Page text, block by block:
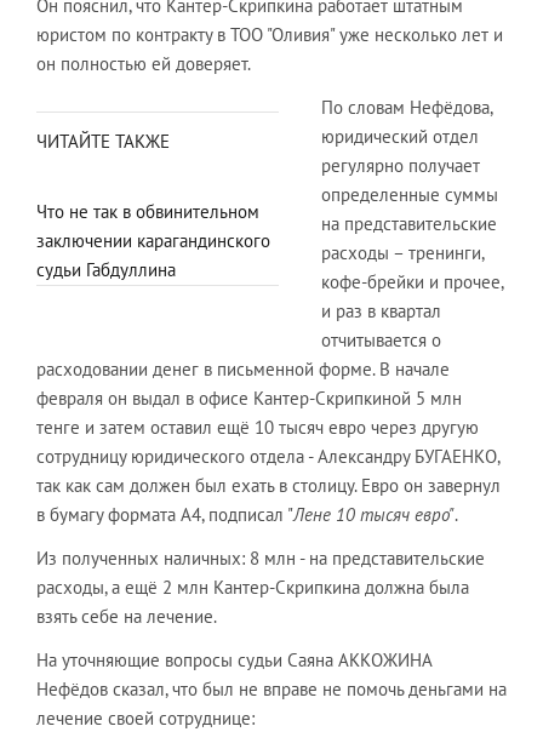
Он пояснил, что Кантер-Скрипкина работает штатным
юристом по контракту в ТОО "Оливия" уже несколько лет и
он полностью ей доверяет.
ЧИТАЙТЕ ТАКЖЕ
Что не так в обвинительном
заключении карагандинского
судьи Габдуллина
По словам Нефёдова,
юридический отдел
регулярно получает
определенные суммы
на представительские
расходы – тренинги,
кофе-брейки и прочее,
и раз в квартал
отчитывается о
расходовании денег в письменной форме. В начале
февраля он выдал в офисе Кантер-Скрипкиной 5 млн
тенге и затем оставил ещё 10 тысяч евро через другую
сотрудницу юридического отдела - Александру БУГАЕНКО,
так как сам должен был ехать в столицу. Евро он завернул
в бумагу формата А4, подписал "Лене 10 тысяч евро".
Из полученных наличных: 8 млн - на представительские
расходы, а ещё 2 млн Кантер-Скрипкина должна была
взять себе на лечение.
На уточняющие вопросы судьи Саяна АККОЖИНА
Нефёдов сказал, что был не вправе не помочь деньгами на
лечение своей сотруднице: